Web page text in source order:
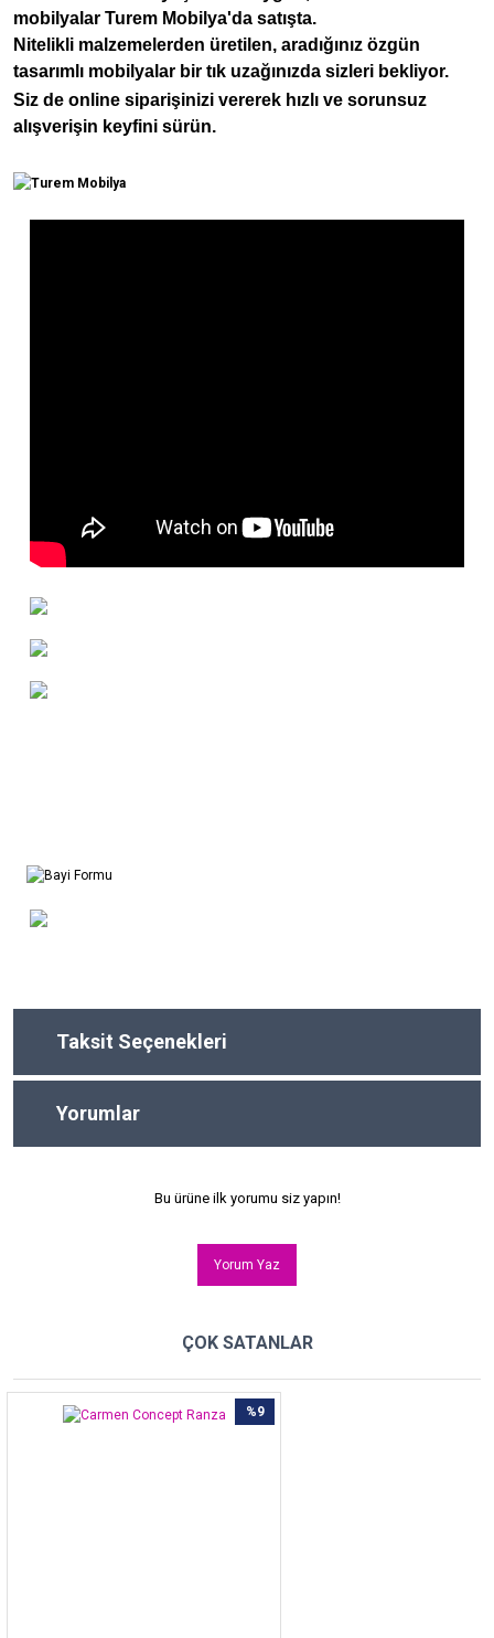
mobilyalar Turem Mobilya'da satışta.
Nitelikli malzemelerden üretilen, aradığınız özgün
tasarımlı mobilyalar bir tık uzağınızda sizleri bekliyor.
Siz de online siparişinizi vererek hızlı ve sorunsuz
alışverişin keyfini sürün.
Taksit Seçenekleri
Yorumlar
Bu ürüne ilk yorumu siz yapın!
Yorum Yaz
ÇOK SATANLAR
%9